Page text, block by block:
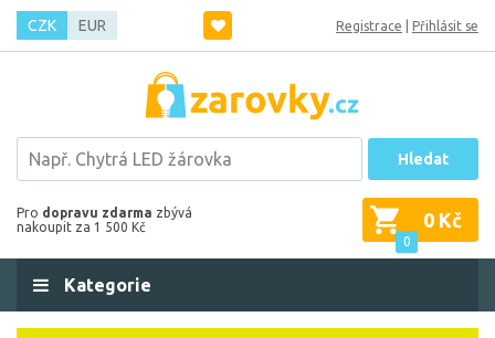
CZK EUR Registrace Přihlásit se
Hledat
Pro dopravu zdarma zbývá
nakoupit za 1 500 Kč
0
0 Kč
Kategorie